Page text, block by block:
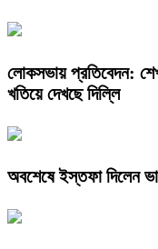
লোকসভায় প্রতিবেদন:
খতিয়ে দেখছে দিল্লি
অবশেষে ইস্তফা দিলেন